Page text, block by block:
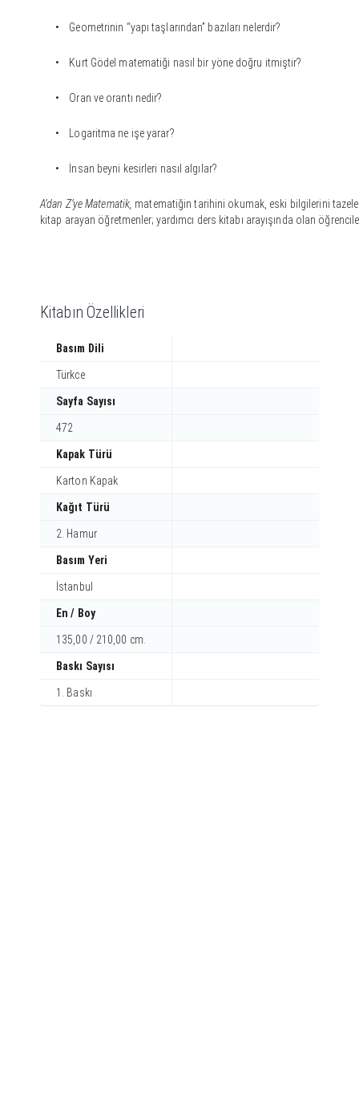
• Geometrinin “yapı taşlarından” bazıları nelerdir?
• Kurt Gödel matematiği nasıl bir yöne doğru itmiştir?
• Oran ve orantı nedir?
• Logaritma ne işe yarar?
• İnsan beyni kesirleri nasıl algılar?
A’dan Z’ye Matematik, matematiğin tarihini okumak, eski bilgilerini
kitap arayan öğretmenler; yardımcı ders kitabı arayışında olan
Kitabın Özellikleri
Basım Dili
Türkce
Sayfa Sayısı
472
Kapak Türü
Karton Kapak
Kağıt Türü
2. Hamur
Basım Yeri
İstanbul
En / Boy
135,00 / 210,00 cm.
Baskı Sayısı
1. Baskı